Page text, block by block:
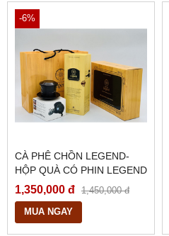
-6%
CÀ PHÊ CHỒN LEGEND-
HỘP QUÀ CÓ PHIN LEGEND
1,350,000 đ 1,450,000 đ
MUA NGAY